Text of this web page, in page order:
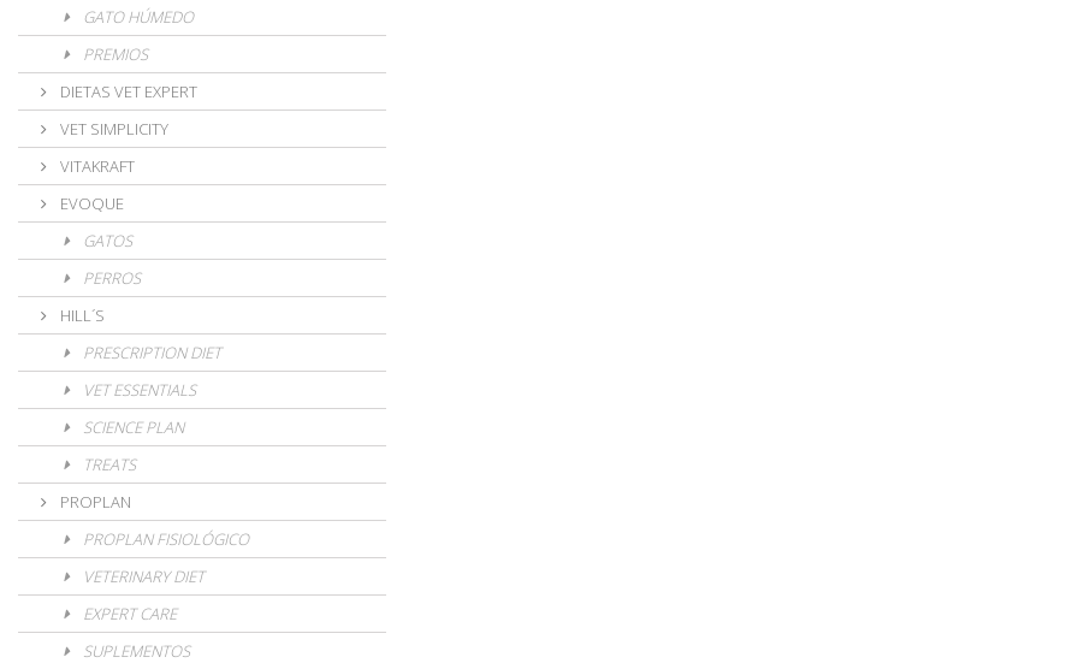
GATO HÚMEDO
PREMIOS
DIETAS VET EXPERT
VET SIMPLICITY
VITAKRAFT
EVOQUE
GATOS
PERROS
HILL´S
PRESCRIPTION DIET
VET ESSENTIALS
SCIENCE PLAN
TREATS
PROPLAN
PROPLAN FISIOLÓGICO
VETERINARY DIET
EXPERT CARE
SUPLEMENTOS